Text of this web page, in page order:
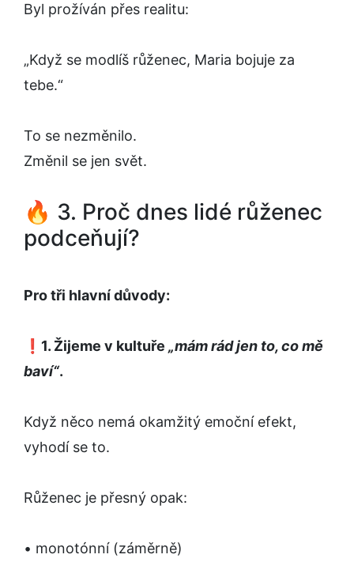
Byl prožíván přes realitu:
„Když se modlíš růženec, Maria bojuje za
tebe.“
To se nezměnilo.
Změnil se jen svět.
🔥 3. Proč dnes lidé růženec
podceňují?
Pro tři hlavní důvody:
❗ 1. Žijeme v kultuře „mám rád jen to, co mě
baví“.
Když něco nemá okamžitý emoční efekt,
vyhodí se to.
Růženec je přesný opak:
• monotónní (záměrně)